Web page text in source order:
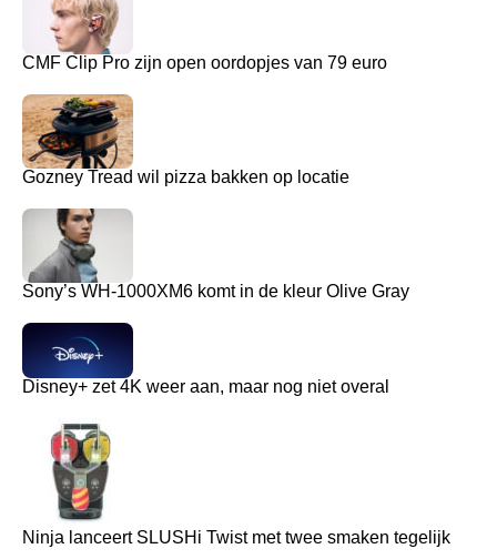
CMF Clip Pro zijn open oordopjes van 79 euro
Gozney Tread wil pizza bakken op locatie
Sony’s WH-1000XM6 komt in de kleur Olive Gray
Disney+ zet 4K weer aan, maar nog niet overal
Ninja lanceert SLUSHi Twist met twee smaken tegelijk